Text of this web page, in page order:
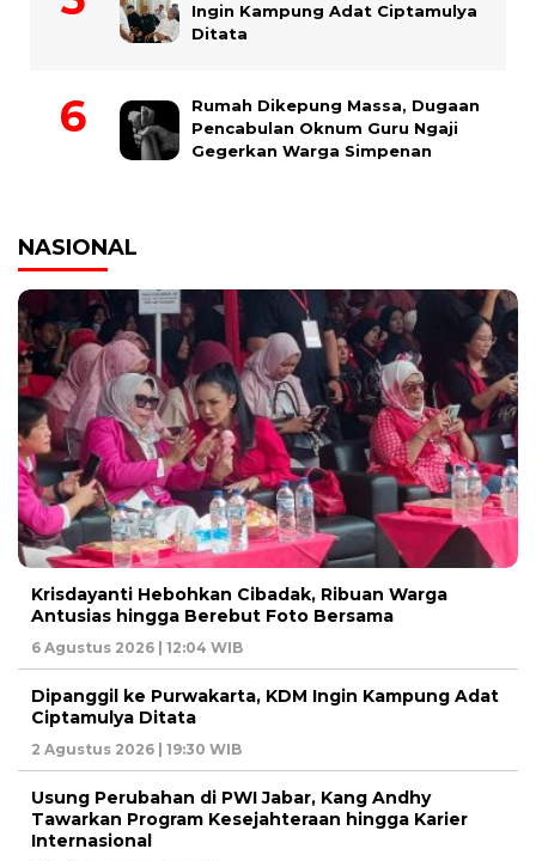
Ingin Kampung Adat Ciptamulya
Ditata
Rumah Dikepung Massa, Dugaan
Pencabulan Oknum Guru Ngaji
Gegerkan Warga Simpenan
NASIONAL
Krisdayanti Hebohkan Cibadak, Ribuan Warga
Antusias hingga Berebut Foto Bersama
6 Agustus 2026 | 12:04 WIB
Dipanggil ke Purwakarta, KDM Ingin Kampung Adat
Ciptamulya Ditata
2 Agustus 2026 | 19:30 WIB
Usung Perubahan di PWI Jabar, Kang Andhy
Tawarkan Program Kesejahteraan hingga Karier
Internasional